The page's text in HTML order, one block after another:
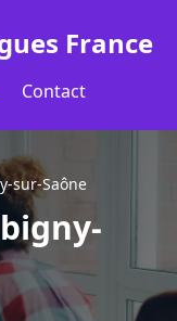
France
Contact
sur-Saône